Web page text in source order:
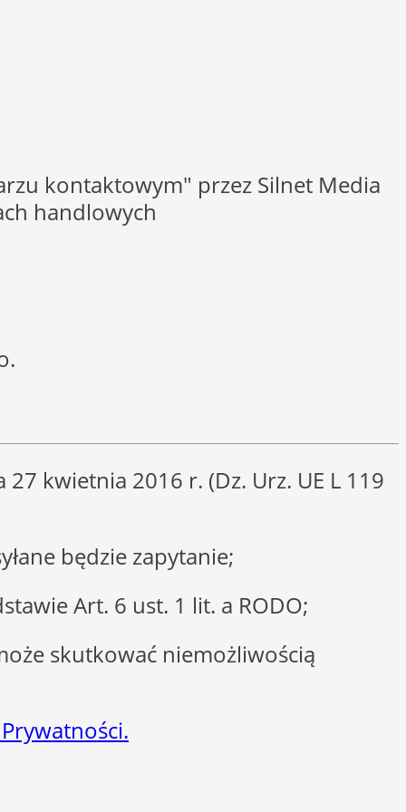
kontaktowym" przez Silnet Media
handlowych
kwietnia 2016 r. (Dz. Urz. UE L 119
będzie zapytanie;
Art. 6 ust. 1 lit. a RODO;
skutkować niemożliwością